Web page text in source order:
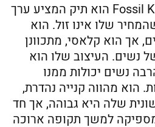
Fossil Kinley Crossbody Bag הוא תיק המציע ערך
שלו אינו זול. הוא
אך הוא קלאסי, מתכוונן
נשים. העיצוב שלו הוא
נשים יכולות ממנו
הוא מהווה קנייה נהדרת,
שלה היא גבוהה, אך חד
למשך תקופה ארוכה